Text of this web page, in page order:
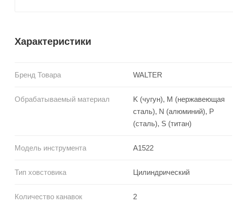
Характеристики
Бренд Товара WALTER
Обрабатываемый материал
K (чугун), M (нержавеющая
сталь), N (алюминий), P
(сталь), S (титан)
Модель инструмента A1522
Тип ховстовика Цилиндрический
Количество канавок 2